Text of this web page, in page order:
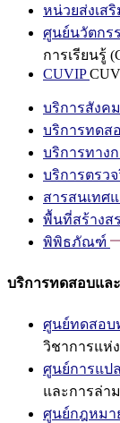
หน่วยส่งเส
ศูนย์นวัตกรร
การเรียนรู้
CUVIP
บริการสังคม
บริการทดส
บริการทาง
บริการตรว
สารสนเทศ
พื้นที่สร้างส
พิพิธภัณฑ์
บริการทดสอบแล
ศูนย์ทดสอบ
วิชาการแห่
ศูนย์การแป
และการล่า
ศูนย์กฎหมา